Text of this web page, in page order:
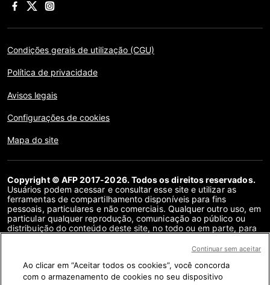
Condições gerais de utilização (CGU)
Política de privacidade
Avisos legais
Configurações de cookies
Mapa do site
Copyright © AFP 2017-2026. Todos os direitos reservados.
Usuários podem acessar e consultar esse site e utilizar as
ferramentas de compartilhamento disponíveis para fins
pessoais, particulares e não comerciais. Qualquer outro uso, em
particular qualquer reprodução, comunicação ao público ou
distribuição do conteúdo deste site, no todo ou em parte, para
contrato de licença específico assinado com a AFP, é
meio de links no conteúdo de verificação de fatos são
fornecidos na medida necessária para a correta compreensão
Ao clicar em “Aceitar todos os cookies”, você concorda
com o armazenamento de cookies no seu dispositivo
Continuar sem aceitar